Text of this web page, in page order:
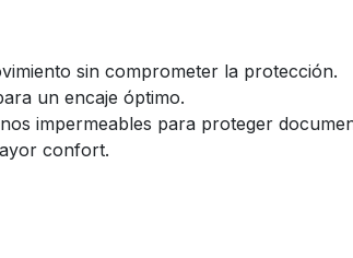
prolongadas.
sin comprometer la protección.
un encaje óptimo.
impermeables para proteger
confort.